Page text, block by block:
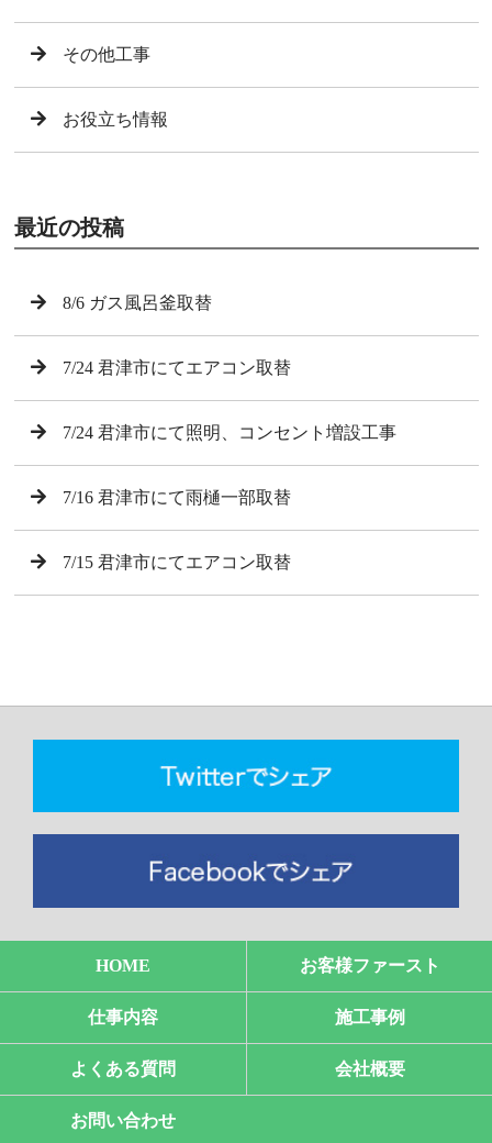
その他工事
お役立ち情報
最近の投稿
8/6 ガス風呂釜取替
7/24 君津市にてエアコン取替
7/24 君津市にて照明、コンセント増設工事
7/16 君津市にて雨樋一部取替
7/15 君津市にてエアコン取替
HOME お客様ファースト
仕事内容 施工事例
よくある質問 会社概要
お問い合わせ